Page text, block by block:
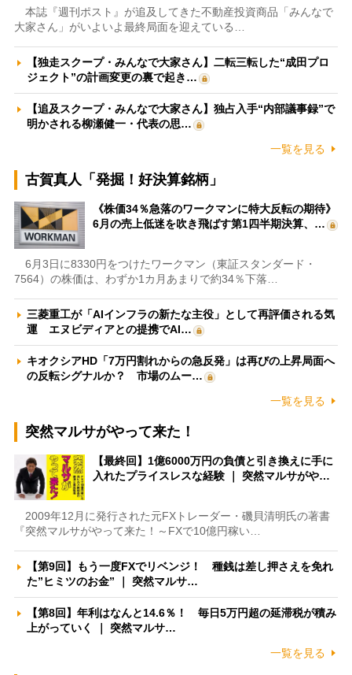
本誌『週刊ポスト』が追及してきた不動産投資商品「みんなで
大家さん」がいよいよ最終局面を迎えている…
【独走スクープ・みんなで大家さん】二転三転した“成田プロ
ジェクト”の計画変更の裏で起き…
【追及スクープ・みんなで大家さん】独占入手“内部議事録”で
明かされる柳瀬健一・代表の思…
一覧を見る
古賀真人「発掘！好決算銘柄」
《株価34％急落のワークマンに特大反転の期待》
6月の売上低迷を吹き飛ばす第1四半期決算、…
6月3日に8330円をつけたワークマン（東証スタンダード・
7564）の株価は、わずか1カ月あまりで約34％下落…
三菱重工が「AIインフラの新たな主役」として再評価される気
運 エヌビディアとの提携でAI…
キオクシアHD「7万円割れからの急反発」は再びの上昇局面へ
の反転シグナルか？ 市場のムー…
一覧を見る
突然マルサがやって来た！
【最終回】1億6000万円の負債と引き換えに手に
入れたプライスレスな経験 ｜ 突然マルサがや…
2009年12月に発行された元FXトレーダー・磯貝清明氏の著書
『突然マルサがやって来た！～FXで10億円稼い…
【第9回】もう一度FXでリベンジ！ 種銭は差し押さえを免れ
た”ヒミツのお金” ｜ 突然マルサ…
【第8回】年利はなんと14.6％！ 毎日5万円超の延滞税が積み
上がっていく ｜ 突然マルサ…
一覧を見る